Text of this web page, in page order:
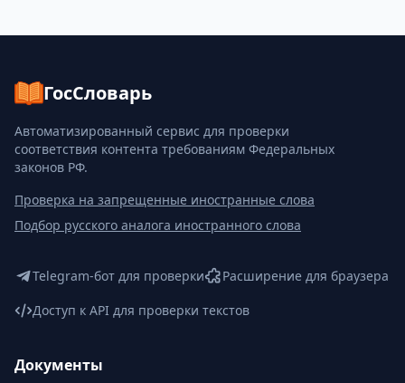
ГосСловарь
Автоматизированный сервис для проверки
соответствия контента требованиям Федеральных
законов РФ.
Проверка на запрещенные иностранные слова
Подбор русского аналога иностранного слова
Telegram-бот для проверки
Расширение для браузера
Доступ к API для проверки текстов
Документы